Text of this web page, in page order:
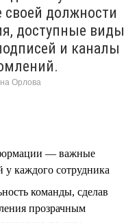
должности
доступные виды
и каналы
Орлова
— важные
у каждого сотрудника
команды, сделав
прозрачным